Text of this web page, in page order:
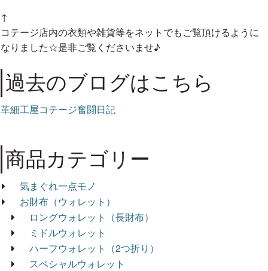
↑
コテージ店内の衣類や雑貨等をネットでもご覧頂けるように
なりました☆是非ご覧くださいませ♪
過去のブログはこちら
革細工屋コテージ奮闘日記
商品カテゴリー
気まぐれ一点モノ
お財布（ウォレット）
ロングウォレット（長財布）
ミドルウォレット
ハーフウォレット（2つ折り）
スペシャルウォレット